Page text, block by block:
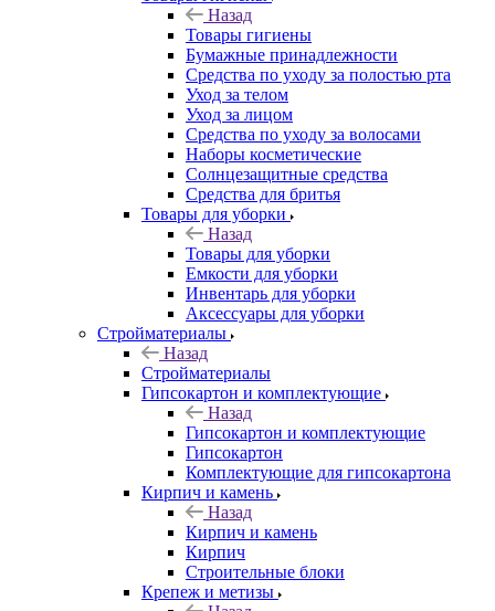
Назад
Товары гигиены
Бумажные принадлежности
Средства по уходу за полостью рта
Уход за телом
Уход за лицом
Средства по уходу за волосами
Наборы косметические
Солнцезащитные средства
Средства для бритья
Товары для уборки
Назад
Товары для уборки
Емкости для уборки
Инвентарь для уборки
Аксессуары для уборки
Стройматериалы
Назад
Стройматериалы
Гипсокартон и комплектующие
Назад
Гипсокартон и комплектующие
Гипсокартон
Комплектующие для гипсокартона
Кирпич и камень
Назад
Кирпич и камень
Кирпич
Строительные блоки
Крепеж и метизы